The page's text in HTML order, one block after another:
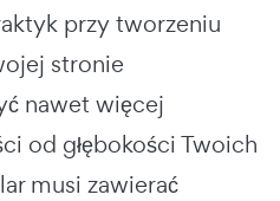
przy tworzeniu
stronie
nawet więcej
od głębokości Twoich
musi zawierać